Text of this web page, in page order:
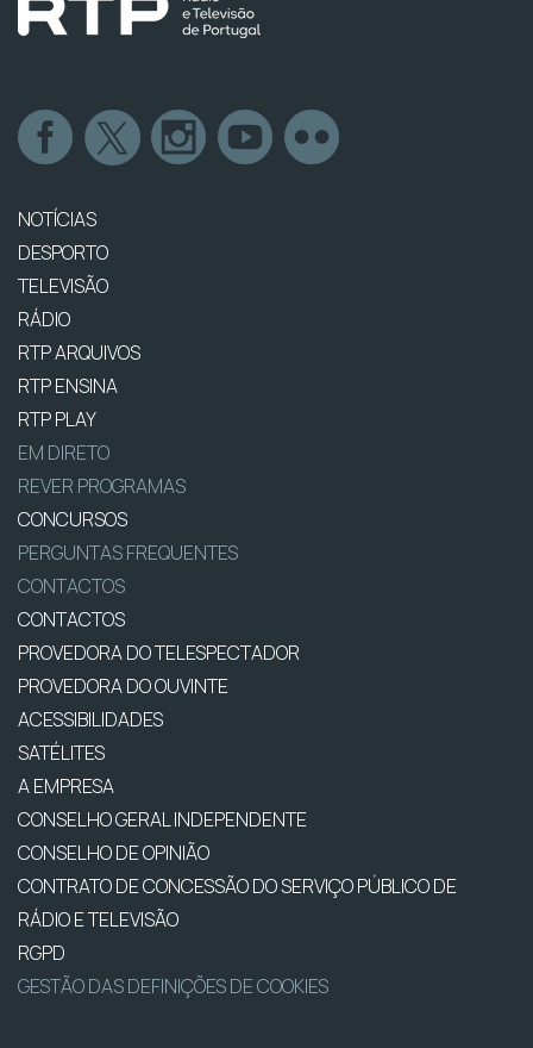
NOTÍCIAS
DESPORTO
TELEVISÃO
RÁDIO
RTP ARQUIVOS
RTP ENSINA
RTP PLAY
EM DIRETO
REVER PROGRAMAS
CONCURSOS
PERGUNTAS FREQUENTES
CONTACTOS
CONTACTOS
PROVEDORA DO TELESPECTADOR
PROVEDORA DO OUVINTE
ACESSIBILIDADES
SATÉLITES
A EMPRESA
CONSELHO GERAL INDEPENDENTE
CONSELHO DE OPINIÃO
CONTRATO DE CONCESSÃO DO SERVIÇO PÚBLICO DE
RÁDIO E TELEVISÃO
RGPD
GESTÃO DAS DEFINIÇÕES DE COOKIES